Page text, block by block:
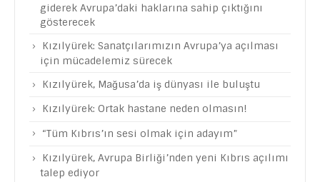
giderek Avrupa’daki haklarına sahip çıktığını
gösterecek
Kızılyürek: Sanatçılarımızın Avrupa’ya açılması
için mücadelemiz sürecek
Kızılyürek, Mağusa’da iş dünyası ile buluştu
Kızılyürek: Ortak hastane neden olmasın!
“Tüm Kıbrıs’ın sesi olmak için adayım”
Kızılyürek, Avrupa Birliği’nden yeni Kıbrıs açılımı
talep ediyor